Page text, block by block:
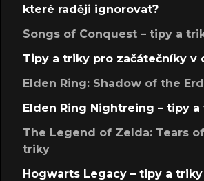
které raději ignorovat?
Songs of Conquest – tipy a
Tipy a triky pro začátečníky v
Elden Ring: Shadow of the
Elden Ring Nightreing – tipy
The Legend of Zelda: Tears
triky
Hogwarts Legacy – tipy a triky